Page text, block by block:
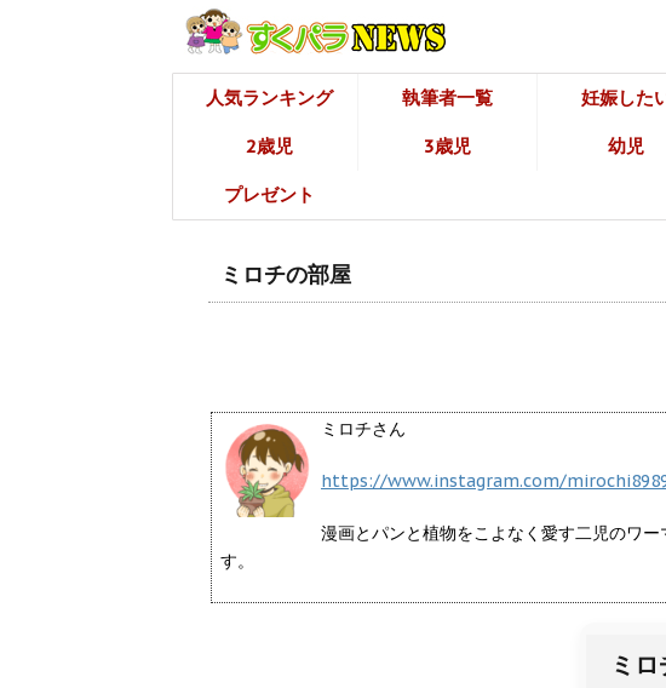
人気ランキング 執筆者一覧 妊娠した
2歳児 3歳児 幼児
プレゼント
ミロチの部屋
ミロチさん
https://www.instagram.com/
漫画とパンと植物をこよなく愛す二児のワ
す。
ミ